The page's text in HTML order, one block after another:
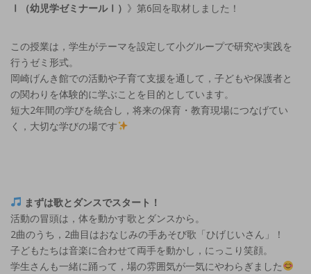
Ⅰ（幼児学ゼミナールⅠ） 》第6回を取材しました！
この授業は，学生がテーマを設定して小グループで研究や実践を
行うゼミ形式。
岡崎げんき館での活動や子育て支援を通して，子どもや保護者と
の関わりを体験的に学ぶことを目的としています。
短大2年間の学びを統合し，将来の保育・教育現場につなげてい
く，大切な学びの場です
まずは歌とダンスでスタート！
活動の冒頭は，体を動かす歌とダンスから。
2曲のうち，2曲目はおなじみの手あそび歌「ひげじいさん」！
子どもたちは音楽に合わせて両手を動かし，にっこり笑顔。
学生さんも一緒に踊って，場の雰囲気が一気にやわらぎました